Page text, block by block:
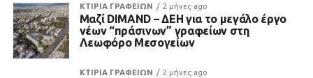
ΚΤΙΡΙΑ ΓΡΑΦΕΙΩΝ 2 μήνες ago
Μαζί DIMAND – ΔΕΗ για το μεγάλο έργο
νέων “πράσινων” γραφείων στη
Λεωφόρο Μεσογείων
ΚΤΙΡΙΑ ΓΡΑΦΕΙΩΝ 2 μήνες ago